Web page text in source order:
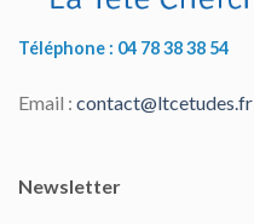
Téléphone : 04 78 38 38 54
Email : contact@ltcetudes.fr
Newsletter